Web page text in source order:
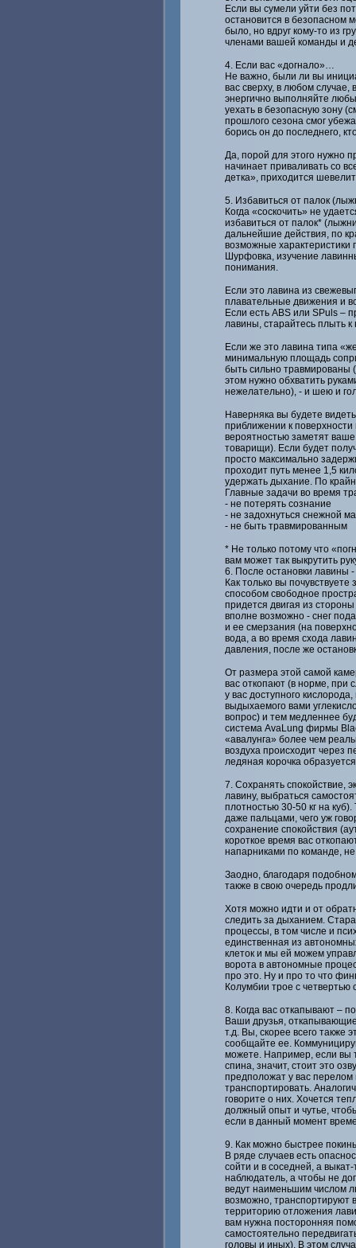
Если вы сумели уйти без
остановится в безопасном
было, но вдруг кому-то из
членами вашей команды и
4. Если вас «догнало»…
Не важно, были ли вы
вас сверху, в любом
энергично выполняйте
уехать в безопасную зону
прошлого сезона смог
борись он до последнего,
Да, порой для этого нужно
начинает приваливать со
детка», приходится
5. Избавиться от палок
Когда «соскочить» не
избавиться от палок*
дальнейшие действия, по
возможные
Шурфовка, изучение
понимания.
Если это лавина из
плавательные движения и
Если есть ABS или SPuls –
лавины, старайтесь плыть к
Если же это лавина типа
минимальную площадь
быть сильно травмированы
этом нужно обхватить
нежелательно), - и шею и
Наверняка вы будете
приближении к
вероятностью заметят
товарищи). Если будет
просто максимально
проходит путь менее 1,5
удержать дыхание. По
Главные задачи во время
- не потерять сознание
- не задохнуться снежной
- не быть травмированным
* Не только потому что
вам может так выкрутить
6. После остановки лавины
Как только вы
способом свободное
придется двигая из
вполне возможно - снег
и ее смерзания (на
вода, а во время схода
давления, после же
От размера этой самой
вас откопают (в норме, при
у вас доступного
выдыхаемого вами
вопрос) и тем медленнее
система AvaLung фирмы
«авалунга» более чем
воздуха происходит через
ледяная корочка
7. Сохранять спокойствие,
лавину, выбраться
плотностью 30-50 кг на
даже пальцами, чего уж
сохранение спокойствия
короткое время вас
напарниками по команде,
Заодно, благодаря
также в свою очередь
Хотя можно идти и от
следить за дыханием.
процессы, в том числе и
единственная из
клеток и мы ей можем
ворота в автономные
про это. Ну и про то что
Колумбии трое с четвертью
8. Когда вас откапывают –
Ваши друзья, откапывающие
т.д. Вы, скорее всего также
сообщайте ее.
можете. Например, если вы
спина, значит, стоит это
предположат у вас перелом
транспортировать.
говорите о них. Хочется
должный опыт и чутье,
если в данный момент
9. Как можно быстрее
В ряде случаев есть
сойти и в соседней, а
наблюдатель, а чтобы не
ведут наименьшим числом
возможно, транспортируют
территорию отложения
вам нужна посторонняя
самостоятельно
головы и иных). В этом